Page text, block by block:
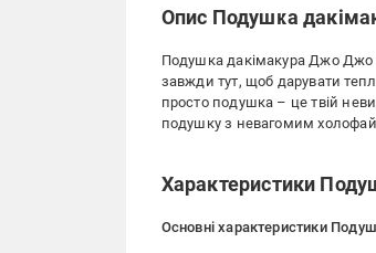
Опис Подушка
Подушка дакімакура Джо Джо
завжди тут, щоб дарувати
просто подушка – це твій
подушку з невагомим
Характеристики
Основні характеристики